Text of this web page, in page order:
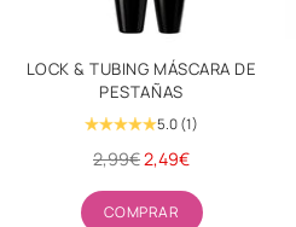
LOCK & TUBING MÁSCARA DE
PESTAÑAS
5.0 (1)
Precio
2,99€2,49€
COMPRAR
Cantidad